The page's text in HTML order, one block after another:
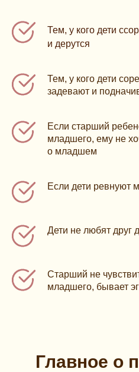
Те м , у ко го дети
и дерутся
Те м, у к ого дети
задевают и
Если старший
младшего, ему не
о младшем
Е сли дети ревнуют
Дети не любят друг
Ста рший не
младшего, бывает
Главное о